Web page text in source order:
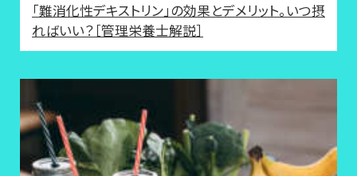
「難消化性デキストリン」の効果とデメリット。いつ摂
ればいい？［管理栄養士解説］